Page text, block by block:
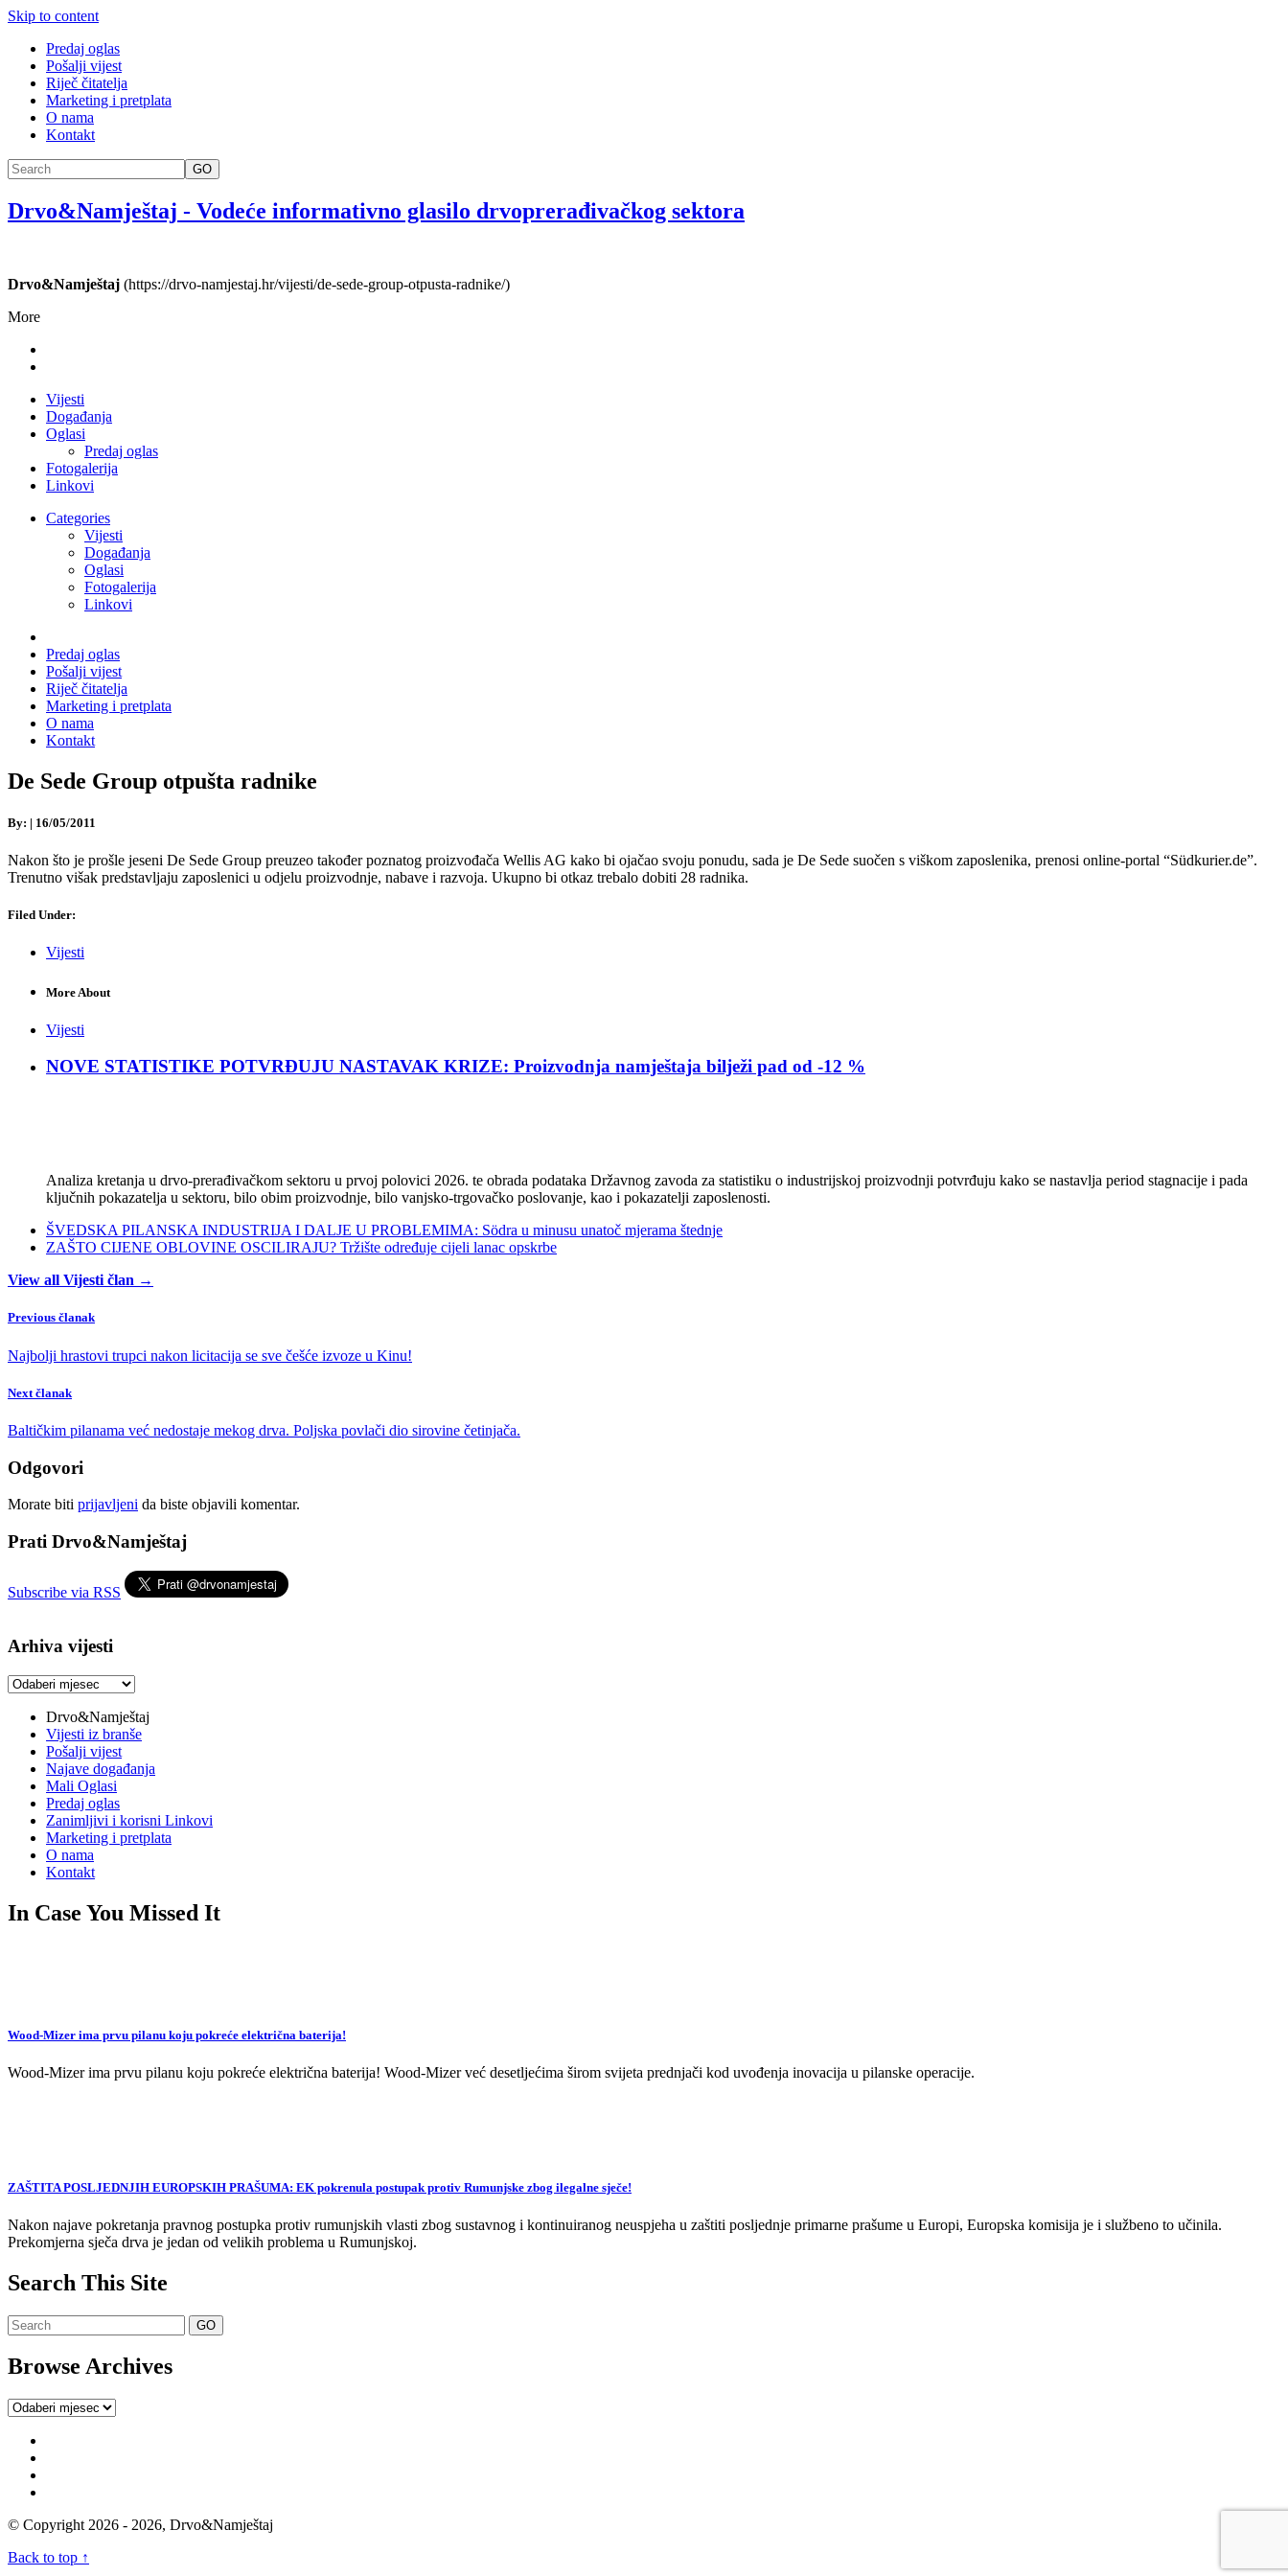
Skip to content
Predaj oglas
Pošalji vijest
Riječ čitatelja
Marketing i pretplata
O nama
Kontakt
GO
Drvo&Namještaj - Vodeće informativno glasilo drvoprerađivačkog sektora
Drvo&Namještaj (https://drvo-namjestaj.hr/vijesti/de-sede-group-otpusta-radnike/)
More
Vijesti
Događanja
Oglasi
Predaj oglas
Fotogalerija
Linkovi
Categories
Vijesti
Događanja
Oglasi
Fotogalerija
Linkovi
Predaj oglas
Pošalji vijest
Riječ čitatelja
Marketing i pretplata
O nama
Kontakt
De Sede Group otpušta radnike
By: | 16/05/2011
Nakon što je prošle jeseni De Sede Group preuzeo također poznatog proizvođača Wellis AG kako bi ojačao svoju ponudu, sada je De Sede suočen s viškom zaposlenika, prenosi online-portal “Südkurier.de”.
Trenutno višak predstavljaju zaposlenici u odjelu proizvodnje, nabave i razvoja. Ukupno bi otkaz trebalo dobiti 28 radnika.
Filed Under:
Vijesti
More About
Vijesti
NOVE STATISTIKE POTVRĐUJU NASTAVAK KRIZE: Proizvodnja namještaja bilježi pad od -12 %
Analiza kretanja u drvo-prerađivačkom sektoru u prvoj polovici 2026. te obrada podataka Državnog zavoda za statistiku o industrijskoj proizvodnji potvrđuju kako se nastavlja period stagnacije i pada
ključnih pokazatelja u sektoru, bilo obim proizvodnje, bilo vanjsko-trgovačko poslovanje, kao i pokazatelji zaposlenosti.
ŠVEDSKA PILANSKA INDUSTRIJA I DALJE U PROBLEMIMA: Södra u minusu unatoč mjerama štednje
ZAŠTO CIJENE OBLOVINE OSCILIRAJU? Tržište određuje cijeli lanac opskrbe
View all Vijesti član →
Previous članak
Najbolji hrastovi trupci nakon licitacija se sve češće izvoze u Kinu!
Next članak
Baltičkim pilanama već nedostaje mekog drva. Poljska povlači dio sirovine četinjača.
Odgovori
Morate biti prijavljeni da biste objavili komentar.
Prati Drvo&Namještaj
Subscribe via RSS
Arhiva vijesti
Arhiva
Drvo&Namještaj
Vijesti iz branše
Pošalji vijest
Najave događanja
Mali Oglasi
Predaj oglas
Zanimljivi i korisni Linkovi
Marketing i pretplata
O nama
Kontakt
In Case You Missed It
Wood-Mizer ima prvu pilanu koju pokreće električna baterija!
Wood-Mizer ima prvu pilanu koju pokreće električna baterija! Wood-Mizer već desetljećima širom svijeta prednjači kod uvođenja inovacija u pilanske operacije.
ZAŠTITA POSLJEDNJIH EUROPSKIH PRAŠUMA: EK pokrenula postupak protiv Rumunjske zbog ilegalne sječe!
Nakon najave pokretanja pravnog postupka protiv rumunjskih vlasti zbog sustavnog i kontinuiranog neuspjeha u zaštiti posljednje primarne prašume u Europi, Europska komisija je i službeno to učinila.
Prekomjerna sječa drva je jedan od velikih problema u Rumunjskoj.
Search This Site
Browse Archives
Browse
© Copyright 2026 - 2026, Drvo&Namještaj
Back to top ↑